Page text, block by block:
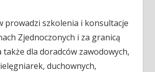
prowadzi szkolenia i konsultacje
Zjednoczonych i za granicą
także dla doradców zawodowych,
duchownych,